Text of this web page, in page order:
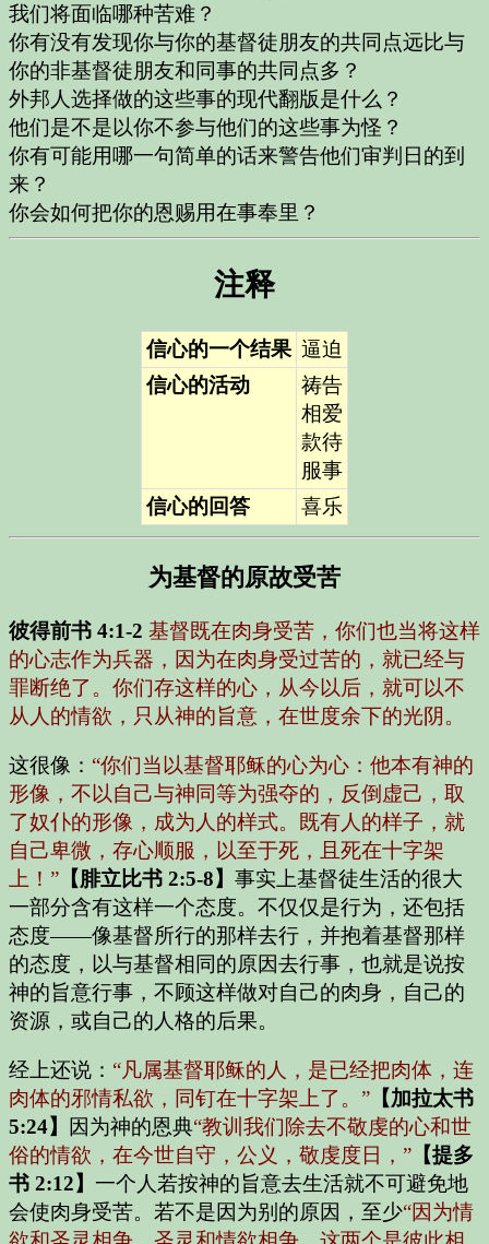
我们将面临哪种苦难？
你有没有发现你与你的基督徒朋友的共同点远比与
你的非基督徒朋友和同事的共同点多？
外邦人选择做的这些事的现代翻版是什么？
他们是不是以你不参与他们的这些事为怪？
你有可能用哪一句简单的话来警告他们审判日的到
来？
你会如何把你的恩赐用在事奉里？
注释
信心的一个结果 逼迫
信心的活动
祷告
相爱
款待
服事
信心的回答
喜乐
为基督的原故受苦
彼得前书 4:1-2 基督既在肉身受苦，你们也当将这样
的心志作为兵器，因为在肉身受过苦的，就已经与
罪断绝了。你们存这样的心，从今以后，就可以不
从人的情欲，只从神的旨意，在世度余下的光阴。
这很像： “你们当以基督耶稣的心为心：他本有神的
形像，不以自己与神同等为强夺的，反倒虚己，取
了奴仆的形像，成为人的样式。既有人的样子，就
自己卑微，存心顺服，以至于死，且死在十字架
上！” 【腓立比书 2:5-8】 事实上基督徒生活的很大
一部分含有这样一个态度。不仅仅是行为，还包括
态度——像基督所行的那样去行，并抱着基督那样
的态度，以与基督相同的原因去行事，也就是说按
神的旨意行事，不顾这样做对自己的肉身，自己的
资源，或自己的人格的后果。
经上还说： “凡属基督耶稣的人，是已经把肉体，连
肉体的邪情私欲，同钉在十字架上了。” 【加拉太书
5:24】 因为神的恩典“教训我们除去不敬虔的心和世
俗的情欲，在今世自守，公义，敬虔度日，” 【提多
书 2:12】 一个人若按神的旨意去生活就不可避免地
会使肉身受苦。若不是因为别的原因，至少“因为情